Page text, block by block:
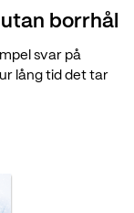
borrhål
svar på
lång tid det tar